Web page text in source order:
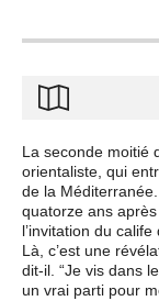
La seconde moitié
orientaliste, qui
de la
quatorze ans
l’invitation du
Là, c’est une
dit-il. “Je vis dans
un vrai parti pour